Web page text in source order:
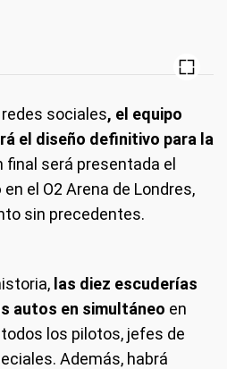
sociales, el equipo
el diseño definitivo para la
final será presentada el
en el O2 Arena de Londres,
sin precedentes.
las diez escuderías
autos en simultáneo en
los pilotos, jefes de
Además, habrá